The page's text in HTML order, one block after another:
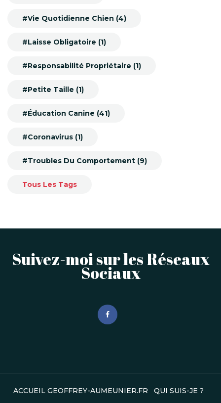
#Vie Quotidienne Chien (4)
#Laisse Obligatoire (1)
#Responsabilité Propriétaire (1)
#Petite Taille (1)
#Éducation Canine (41)
#Coronavirus (1)
#Troubles Du Comportement (9)
Tous Les Tags
Suivez-moi sur les Réseaux
Sociaux
ACCUEIL GEOFFREY-AUMEUNIER.FR
QUI SUIS-JE ?